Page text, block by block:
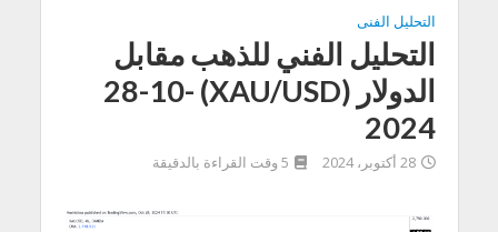
التحليل الفنى
التحليل الفني للذهب مقابل
الدولار (XAU/USD) 28-10-
2024
28 أكتوبر، 2024 5 وقت القراءة بالدقيقة